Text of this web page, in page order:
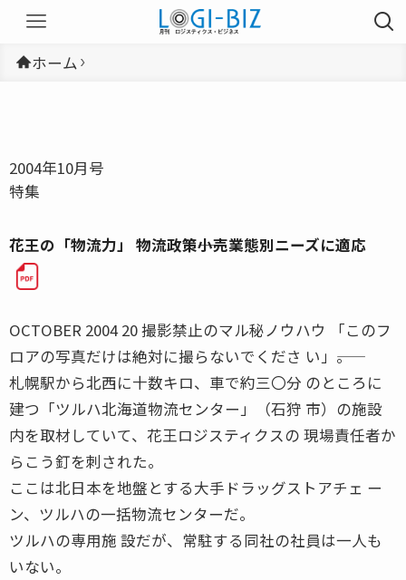
ホーム
2004年10月号
特集
花王の「物流力」 物流政策――小売業態別ニーズに適応
OCTOBER 2004 20 撮影禁止のマル秘ノウハウ 「このフ
ロアの写真だけは絶対に撮らないでくださ い」――。
札幌駅から北西に十数キロ、車で約三〇分 のところに
建つ「ツルハ北海道物流センター」（石狩 市）の施設
内を取材していて、花王ロジスティクスの 現場責任者か
らこう釘を刺された。
ここは北日本を地盤とする大手ドラッグストアチェ ー
ン、ツルハの一括物流センターだ。
ツルハの専用施 設だが、常駐する同社の社員は一人も
いない。